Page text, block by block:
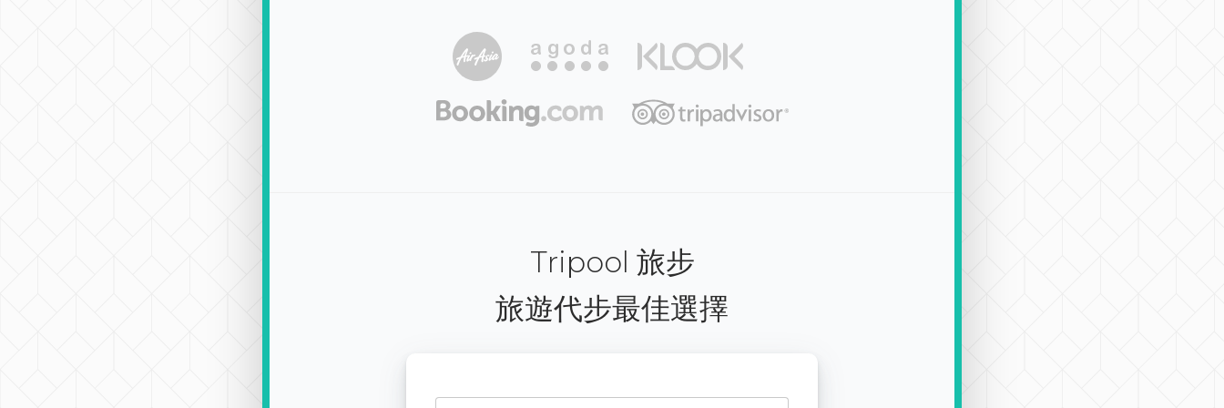
Tripool 旅步
旅遊代步最佳選擇